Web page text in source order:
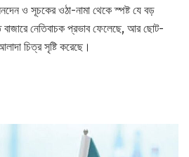
ও সূচকের ওঠা-নামা থেকে স্পষ্ট যে বড়
বাজারে নেতিবাচক প্রভাব ফেলেছে, আর ছোট-
চিত্র সৃষ্টি করেছে।